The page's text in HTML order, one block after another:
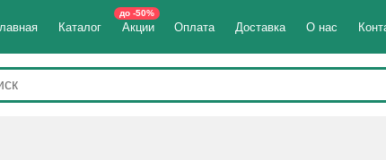
Каталог Акции
до -50%
Оплата Доставка О нас